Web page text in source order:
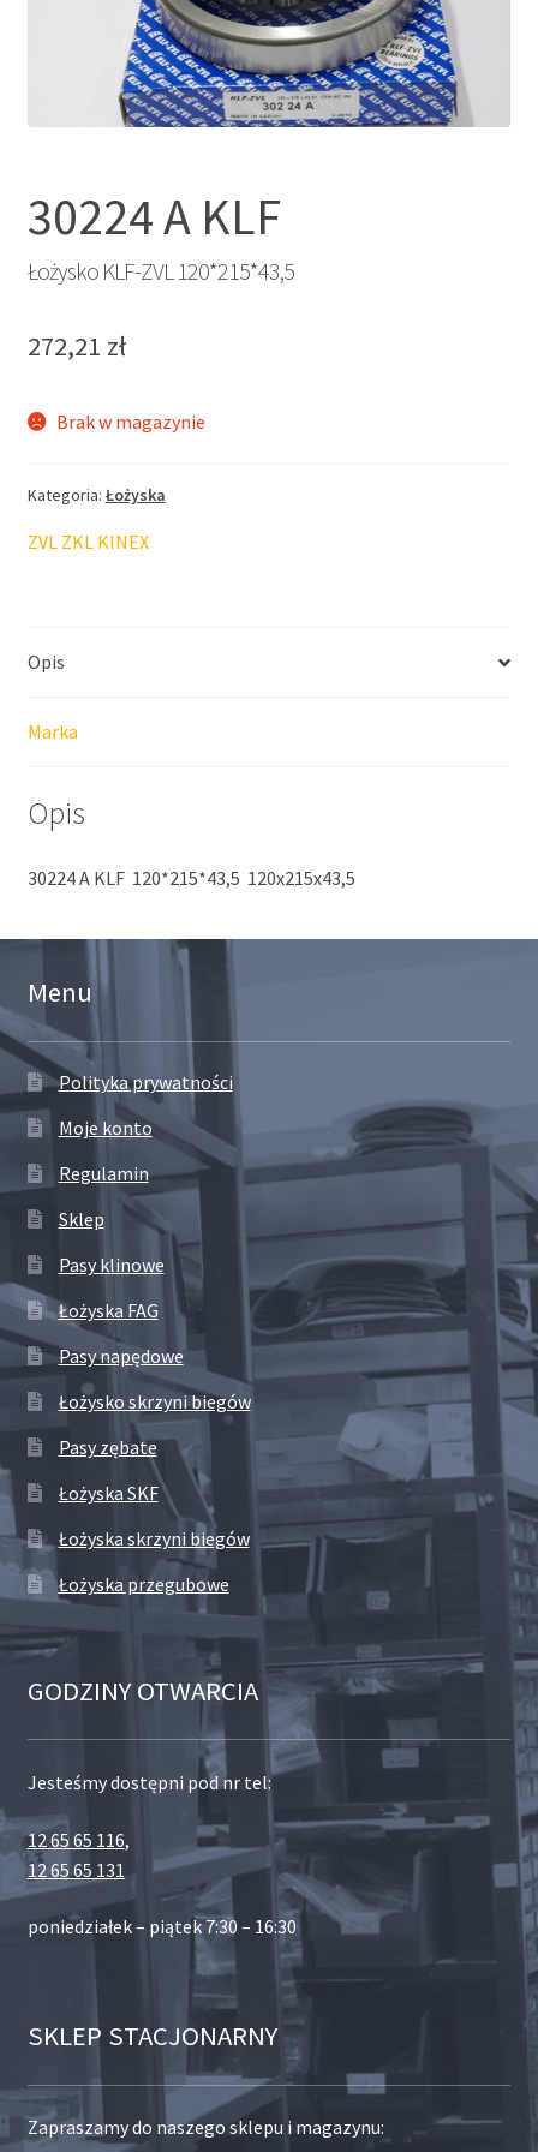
30224 A KLF
Łożysko KLF-ZVL 120*215*43,5
272,21 zł
Brak w magazynie
Kategoria: Łożyska
ZVL ZKL KINEX
Opis
Marka
Opis
30224 A KLF 120*215*43,5 120x215x43,5
Menu
Polityka prywatności
Moje konto
Regulamin
Sklep
Pasy klinowe
Łożyska FAG
Pasy napędowe
Łożysko skrzyni biegów
Pasy zębate
Łożyska SKF
Łożyska skrzyni biegów
Łożyska przegubowe
GODZINY OTWARCIA
Jesteśmy dostępni pod nr tel:
12 65 65 116,
12 65 65 131
poniedziałek – piątek 7:30 – 16:30
SKLEP STACJONARNY
Zapraszamy do naszego sklepu i magazynu: